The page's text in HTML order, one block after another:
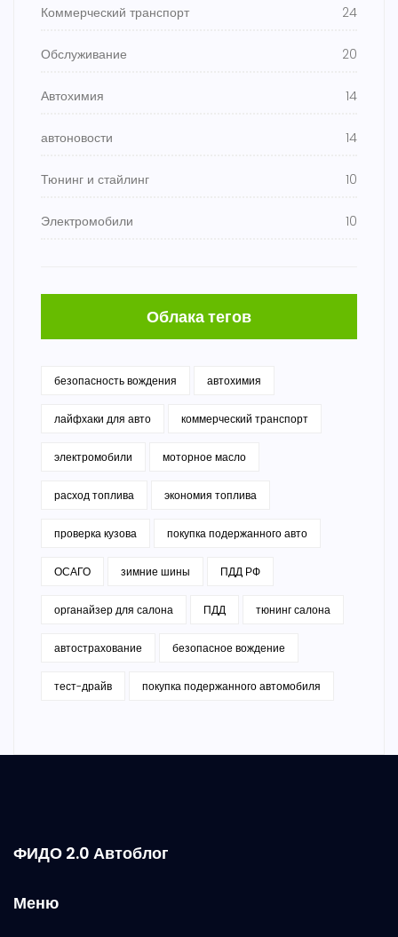
Коммерческий транспорт 24
Обслуживание 20
Автохимия 14
автоновости 14
Тюнинг и стайлинг 10
Электромобили 10
Облака тегов
безопасность вождения автохимия
лайфхаки для авто коммерческий транспорт
электромобили моторное масло
расход топлива экономия топлива
проверка кузова покупка подержанного авто
ОСАГО зимние шины ПДД РФ
органайзер для салона ПДД тюнинг салона
автострахование безопасное вождение
тест-драйв покупка подержанного автомобиля
ФИДО 2.0 Автоблог
Меню